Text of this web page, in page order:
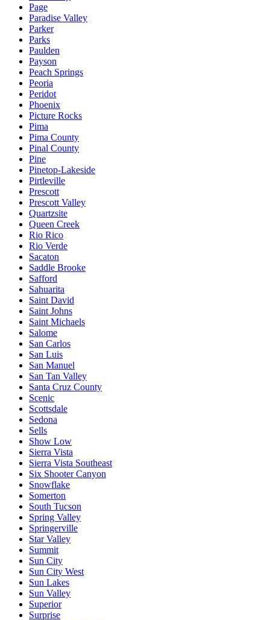
Page
Paradise Valley
Parker
Parks
Paulden
Payson
Peach Springs
Peoria
Peridot
Phoenix
Picture Rocks
Pima
Pima County
Pinal County
Pine
Pinetop-Lakeside
Pirtleville
Prescott
Prescott Valley
Quartzsite
Queen Creek
Rio Rico
Rio Verde
Sacaton
Saddle Brooke
Safford
Sahuarita
Saint David
Saint Johns
Saint Michaels
Salome
San Carlos
San Luis
San Manuel
San Tan Valley
Santa Cruz County
Scenic
Scottsdale
Sedona
Sells
Show Low
Sierra Vista
Sierra Vista Southeast
Six Shooter Canyon
Snowflake
Somerton
South Tucson
Spring Valley
Springerville
Star Valley
Summit
Sun City
Sun City West
Sun Lakes
Sun Valley
Superior
Surprise